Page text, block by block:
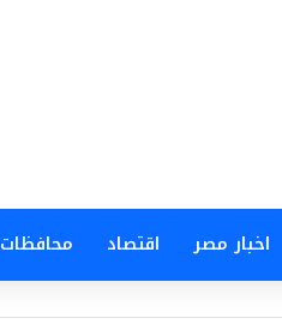
اخبار مصر اقتصاد محافظات